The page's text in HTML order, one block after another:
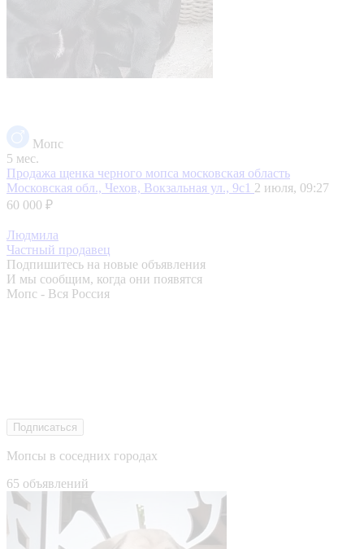
Мопс
5 мес.
Продажа щенка черного мопса московская область
Московская обл., Чехов, Вокзальная ул., 9с1 2 июля, 09:27
60 000 ₽
Людмила
Частный продавец
Подпишитесь на новые объявления
И мы сообщим, когда они появятся
Мопс - Вся Россия
Подписаться
Мопсы в соседних городах
65 объявлений